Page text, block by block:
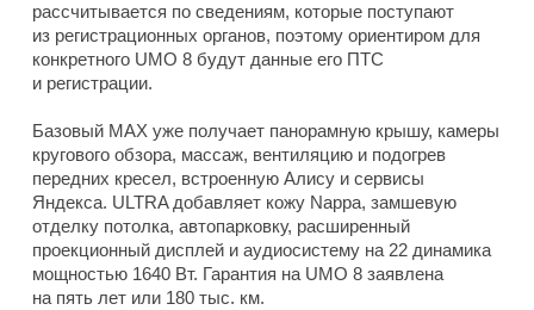
рассчитывается по сведениям, которые поступают
из регистрационных органов, поэтому ориентиром для
конкретного UMO 8 будут данные его ПТС
и регистрации.
Базовый MAX уже получает панорамную крышу, камеры
кругового обзора, массаж, вентиляцию и подогрев
передних кресел, встроенную Алису и сервисы
Яндекса. ULTRA добавляет кожу Nappa, замшевую
отделку потолка, автопарковку, расширенный
проекционный дисплей и аудиосистему на 22 динамика
мощностью 1640 Вт. Гарантия на UMO 8 заявлена
на пять лет или 180 тыс. км.